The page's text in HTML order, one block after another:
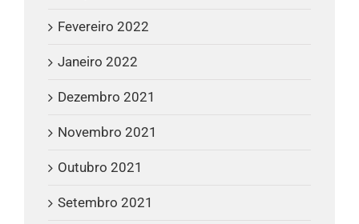
Fevereiro 2022
Janeiro 2022
Dezembro 2021
Novembro 2021
Outubro 2021
Setembro 2021